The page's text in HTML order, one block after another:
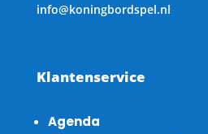
info@koningbordspel.nl
Klantenservice
Agenda